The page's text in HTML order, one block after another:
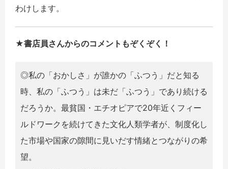
わけします。
★書店員さんからのコメントもぞくぞく！
◎私の「おかしさ」が誰かの「ふつう」だと知る
時、私の「ふつう」は未だ「ふつう」であり続ける
だろうか。最貧国・エチオピアで20年近くフィー
ルドワークを続けてきた文化人類学者が、制度化し
た市場や国家の隙間に見いだす情緒とつながりの希
望。